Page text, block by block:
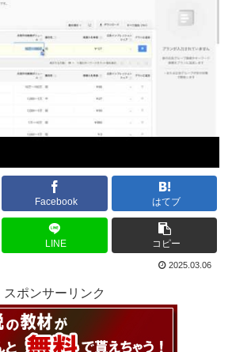
Facebook はてブ
LINE コピー
2025.03.06
スポンサーリンク